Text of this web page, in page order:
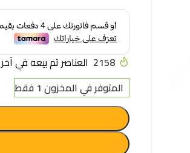
2158 العناصر تم بيعه في آخر 3 دقائق
المتوفر في المخزون 1 فقط